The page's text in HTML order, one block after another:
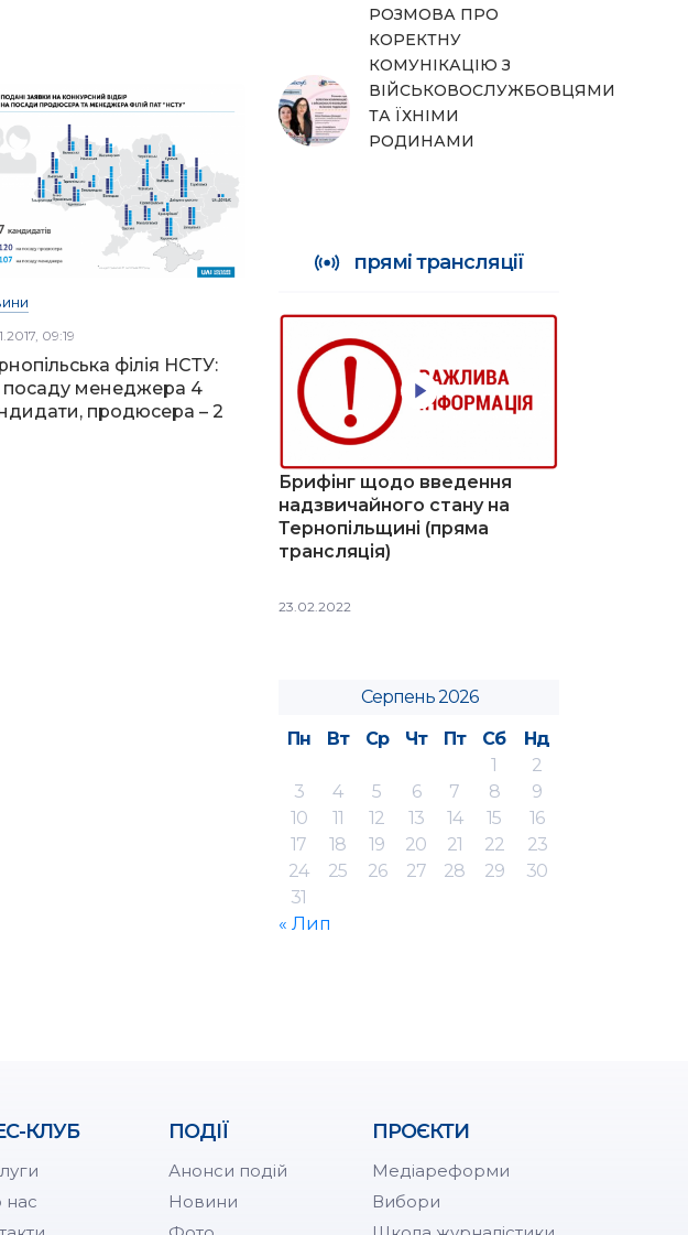
09:19
філія НСТУ:
посаду менеджера 4
продюсера – 2
РОЗМОВА ПРО
КОРЕКТНУ
КОМУНІКАЦІЮ З
ВІЙСЬКОВОСЛУЖБОВЦЯМИ
ТА ЇХНІМИ
РОДИНАМИ
прямі трансляції
Брифінг щодо введення
надзвичайного стану на
Тернопільщині (пряма
трансляція)
23.02.2022
Серпень 2026
Пн
Вт Ср Чт Пт Сб
Нд
1
2
3
4 5 6 7 8
9
10
11 12 13 14 15
16
17
18 19 20 21 22
23
24
25 26 27 28 29
30
31
« Лип
КЛУБ
нас
ПОДІЇ
Анонси подій
Новини
ПРОЄКТИ
Медіареформи
Вибори